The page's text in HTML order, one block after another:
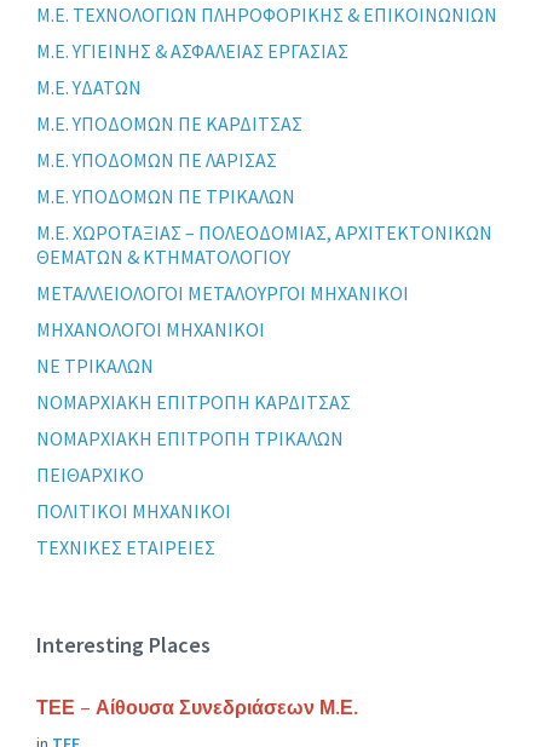
Μ.Ε. ΤΕΧΝΟΛΟΓΙΩΝ ΠΛΗΡΟΦΟΡΙΚΗΣ & ΕΠΙΚΟΙΝΩΝΙΩΝ
Μ.Ε. ΥΓΙΕΙΝΗΣ & ΑΣΦΑΛΕΙΑΣ ΕΡΓΑΣΙΑΣ
Μ.Ε. ΥΔΑΤΩΝ
Μ.Ε. ΥΠΟΔΟΜΩΝ ΠΕ ΚΑΡΔΙΤΣΑΣ
Μ.Ε. ΥΠΟΔΟΜΩΝ ΠΕ ΛΑΡΙΣΑΣ
Μ.Ε. ΥΠΟΔΟΜΩΝ ΠΕ ΤΡΙΚΑΛΩΝ
Μ.Ε. ΧΩΡΟΤΑΞΙΑΣ – ΠΟΛΕΟΔΟΜΙΑΣ, ΑΡΧΙΤΕΚΤΟΝΙΚΩΝ
ΘΕΜΑΤΩΝ & ΚΤΗΜΑΤΟΛΟΓΙΟΥ
ΜΕΤΑΛΛΕΙΟΛΟΓΟΙ ΜΕΤΑΛΟΥΡΓΟΙ ΜΗΧΑΝΙΚΟΙ
ΜΗΧΑΝΟΛΟΓΟΙ ΜΗΧΑΝΙΚΟΙ
ΝΕ ΤΡΙΚΑΛΩΝ
ΝΟΜΑΡΧΙΑΚΗ ΕΠΙΤΡΟΠΗ ΚΑΡΔΙΤΣΑΣ
ΝΟΜΑΡΧΙΑΚΗ ΕΠΙΤΡΟΠΗ ΤΡΙΚΑΛΩΝ
ΠΕΙΘΑΡΧΙΚΟ
ΠΟΛΙΤΙΚΟΙ ΜΗΧΑΝΙΚΟΙ
ΤΕΧΝΙΚΕΣ ΕΤΑΙΡΕΙΕΣ
Interesting Places
ΤΕΕ – Αίθουσα Συνεδριάσεων Μ.Ε.